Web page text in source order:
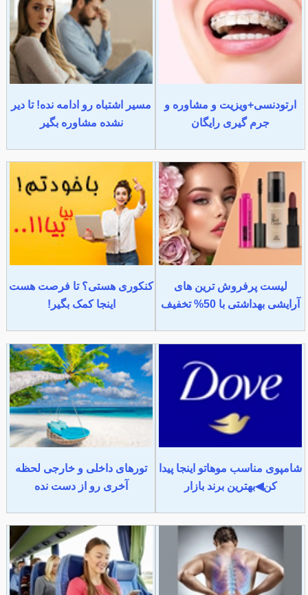
ارتودنسی+ویزیت و مشاوره و
جرم گیری رایگان
مسیر اشتباه رو ادامه نده! تا دیر
نشده مشاوره بگیر
لیست پرفروش ترین های
آرایشی بهداشتی با 50% تخفیف
کنکوری هستی؟ تا فرصت هست
اینجا کمک بگیر!
شامپوی مناسب موهاتو اینجا پیدا
کن◀بهترین برند بازار
تورهای داخلی و خارجی لحظه
آخری رو از دست نده